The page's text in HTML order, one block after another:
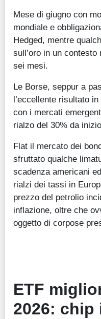
Mese di giugno con
mondiale e
Hedged, mentre
sull’oro in un
sei mesi.
Le Borse, seppur a
l’eccellente risultato
con i mercati
rialzo del 30% da
Flat il mercato dei
sfruttato qualche
scadenza americani
rialzi dei tassi in
prezzo del petrolio
inflazione, oltre che
oggetto di corpose
ETF
2026: chip